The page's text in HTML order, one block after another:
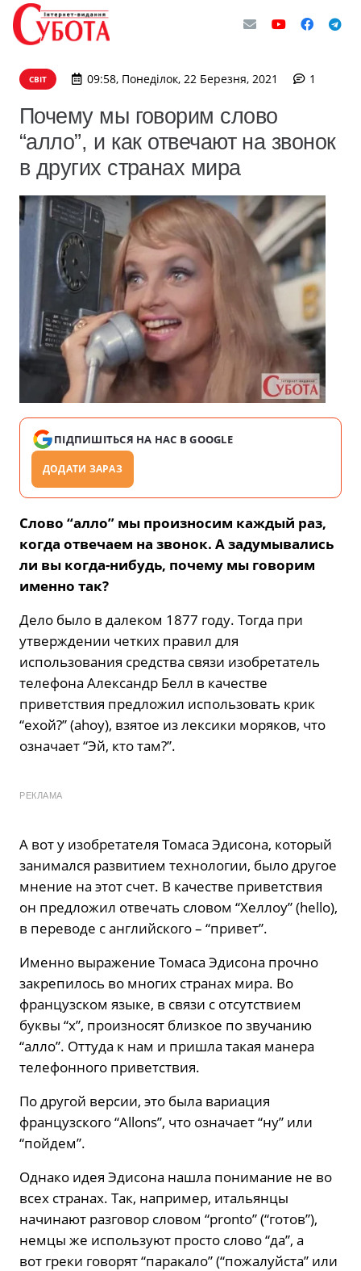
СВІТ 09:58, Понеділок, 22 Березня, 2021 1
Почему мы говорим слово
“алло”, и как отвечают на звонок
в других странах мира
ПІДПИШІТЬСЯ НА НАС В GOOGLE
ДОДАТИ ЗАРАЗ
Слово “алло” мы произносим каждый раз,
когда отвечаем на звонок. А задумывались
ли вы когда-нибудь, почему мы говорим
именно так?
Дело было в далеком 1877 году. Тогда при
утверждении четких правил для
использования средства связи изобретатель
телефона Александр Белл в качестве
приветствия предложил использовать крик
“ехой?” (ahoy), взятое из лексики моряков, что
означает “Эй, кто там?”.
РЕКЛАМА
А вот у изобретателя Томаса Эдисона, который
занимался развитием технологии, было другое
мнение на этот счет. В качестве приветствия
он предложил отвечать словом “Хеллоу” (hеllo),
в переводе с английского – “привет”.
Именно выражение Томаса Эдисона прочно
закрепилось во многих странах мира. Во
французском языке, в связи с отсутствием
буквы “х”, произносят близкое по звучанию
“алло”. Оттуда к нам и пришла такая манера
телефонного приветствия.
По другой версии, это была вариация
французского “Allons”, что означает “ну” или
“пойдем”.
Однако идея Эдисона нашла понимание не во
всех странах. Так, например, итальянцы
начинают разговор словом “pronto” (“готов”),
немцы же используют просто слово “да”, а
вот греки говорят “паракало” (“пожалуйста” или